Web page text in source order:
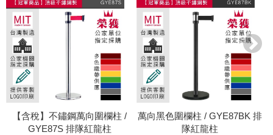
【含稅】不鏽鋼萬向圍欄柱 /
GYE87S 排隊紅龍柱
萬向黑色圍欄柱 / GYE87BK 排
隊紅龍柱